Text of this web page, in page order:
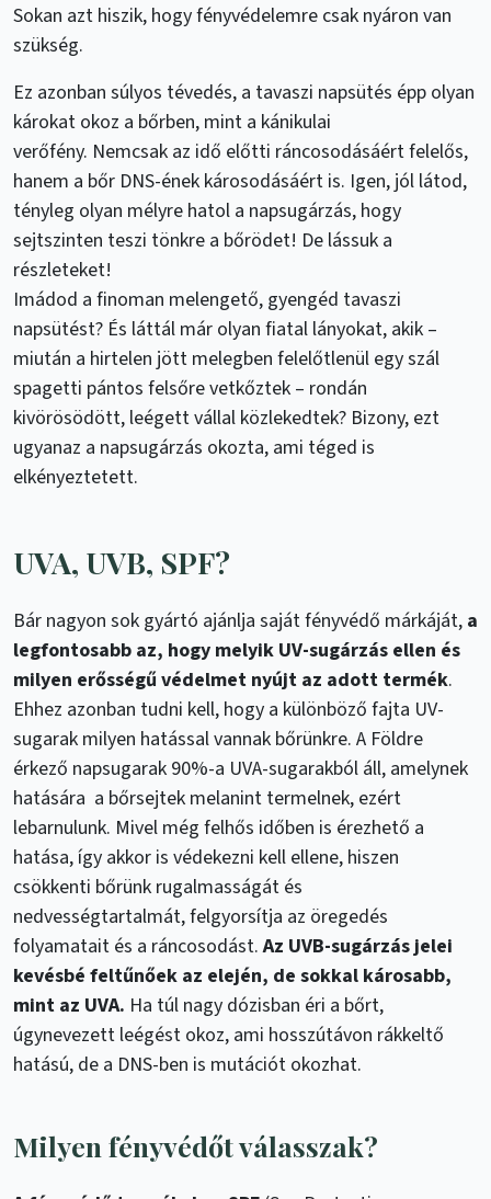
Sokan azt hiszik, hogy fényvédelemre csak nyáron van
szükség.
Ez azonban súlyos tévedés, a tavaszi napsütés épp olyan
károkat okoz a bőrben, mint a kánikulai
verőfény. Nemcsak az idő előtti ráncosodásáért felelős,
hanem a bőr DNS-ének károsodásáért is. Igen, jól látod,
tényleg olyan mélyre hatol a napsugárzás, hogy
sejtszinten teszi tönkre a bőrödet! De lássuk a
részleteket!
Imádod a finoman melengető, gyengéd tavaszi
napsütést? És láttál már olyan fiatal lányokat, akik –
miután a hirtelen jött melegben felelőtlenül egy szál
spagetti pántos felsőre vetkőztek – rondán
kivörösödött, leégett vállal közlekedtek? Bizony, ezt
ugyanaz a napsugárzás okozta, ami téged is
elkényeztetett.
UVA, UVB, SPF?
Bár nagyon sok gyártó ajánlja saját fényvédő márkáját, a
legfontosabb az, hogy melyik UV-sugárzás ellen és
milyen erősségű védelmet nyújt az adott termék.
Ehhez azonban tudni kell, hogy a különböző fajta UV-
sugarak milyen hatással vannak bőrünkre. A Földre
érkező napsugarak 90%-a UVA-sugarakból áll, amelynek
hatására a bőrsejtek melanint termelnek, ezért
lebarnulunk. Mivel még felhős időben is érezhető a
hatása, így akkor is védekezni kell ellene, hiszen
csökkenti bőrünk rugalmasságát és
nedvességtartalmát, felgyorsítja az öregedés
folyamatait és a ráncosodást.Az UVB-sugárzás jelei
kevésbé feltűnőek az elején, de sokkal károsabb,
mint az UVA. Ha túl nagy dózisban éri a bőrt,
úgynevezett leégést okoz, ami hosszútávon rákkeltő
hatású, de a DNS-ben is mutációt okozhat.
Milyen fényvédőt válasszak?